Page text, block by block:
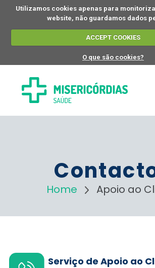
Utilizamos cookies apenas para
website, não guardamos dados
ACCEPT COOKIES
O que são cookies?
Home Apoio ao
Serviço de Apoio ao